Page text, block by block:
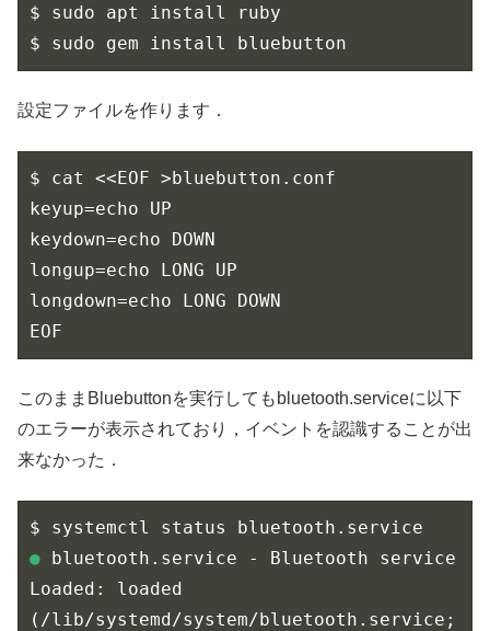
$ sudo apt install ruby
$ sudo gem install bluebutton
設定ファイルを作ります．
$ cat <<EOF >bluebutton.conf
keyup=echo UP
keydown=echo DOWN
longup=echo LONG UP
longdown=echo LONG DOWN
EOF
このままBluebuttonを実行してもbluetooth.serviceに以下
のエラーが表示されており，イベントを認識することが出
来なかった．
● bluetooth.service - Bluetooth service
Loaded: loaded
(/lib/systemd/system/bluetooth.service;